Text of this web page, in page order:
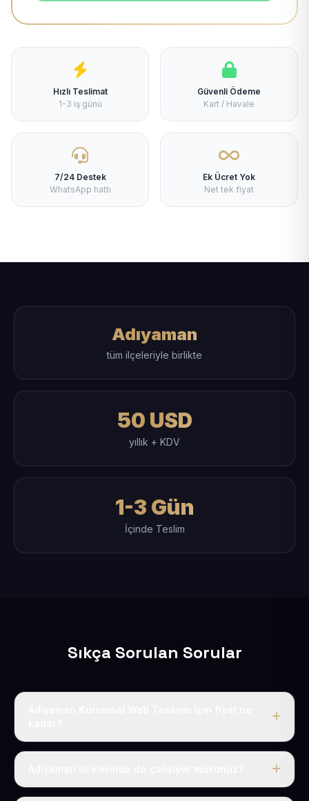
Hızlı Teslimat
1-3 iş günü
Güvenli Ödeme
Kart / Havale
7/24 Destek
WhatsApp hattı
Ek Ücret Yok
Net tek fiyat
Adıyaman
tüm ilçeleriyle birlikte
50 USD
yıllık + KDV
1-3 Gün
İçinde Teslim
Sıkça Sorulan Sorular
Adıyaman dahil Türkiye’nin her yerinde geçerli yıllık tek
Elbette; Adıyaman iline bağlı bütün ilçelere uzaktan ve